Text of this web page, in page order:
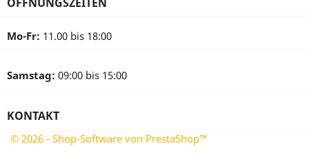
Mo-Fr: 11.00 bis 18:00
Samstag: 09:00 bis 15:00
KONTAKT
© 2026 - Shop-Software von PrestaShop™